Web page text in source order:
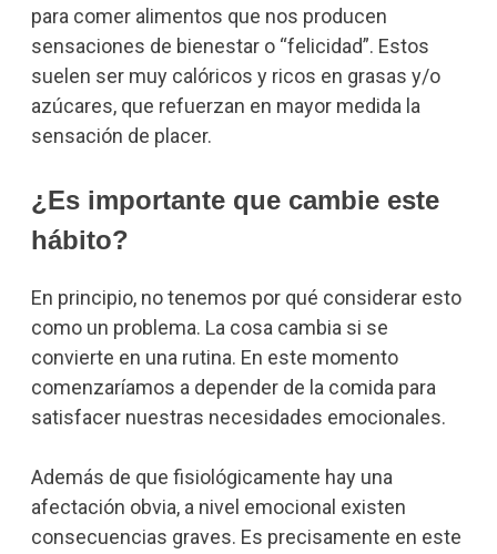
para comer alimentos que nos producen
sensaciones de bienestar o “felicidad”. Estos
suelen ser muy calóricos y ricos en grasas y/o
azúcares, que refuerzan en mayor medida la
sensación de placer.
¿Es importante que cambie este
hábito?
En principio, no tenemos por qué considerar esto
como un problema. La cosa cambia si se
convierte en una rutina. En este momento
comenzaríamos a depender de la comida para
satisfacer nuestras necesidades emocionales.
Además de que fisiológicamente hay una
afectación obvia, a nivel emocional existen
consecuencias graves. Es precisamente en este